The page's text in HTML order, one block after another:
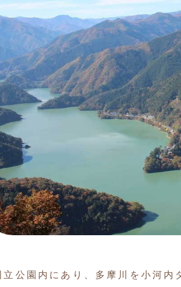
公園内にあり、多摩川を小河